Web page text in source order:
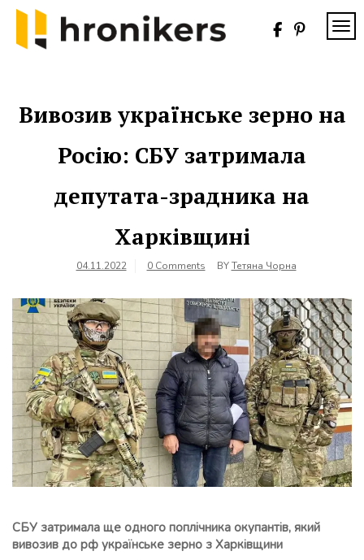
Skip
content
Вивозив українське зерно на
Росію: СБУ затримала
депутата-зрадника на
Харківщині
04.11.2022 0 Comments BYТетяна Чорна
СБУ затримала ще одного поплічника окупантів, який
вивозив до рф українське зерно з Харківщини